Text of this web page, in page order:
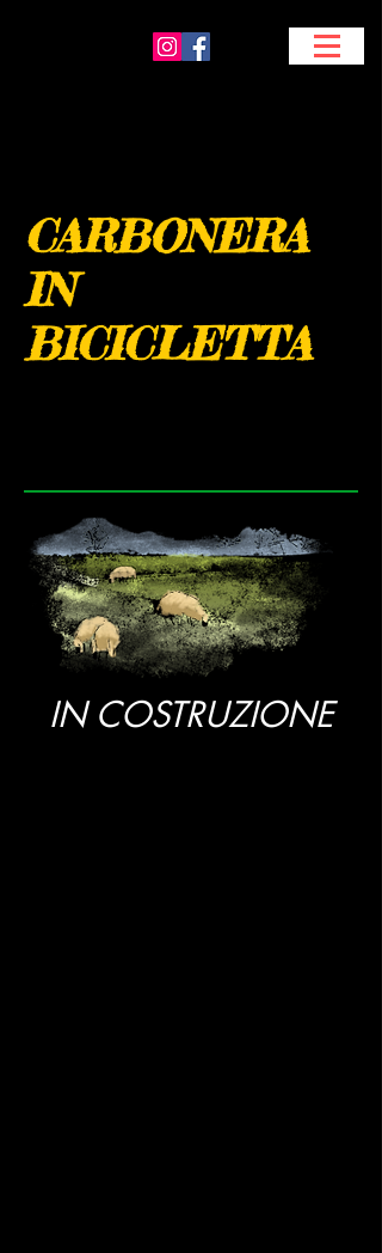
CARBONERA
IN
BICICLETTA
IN COSTRUZIONE